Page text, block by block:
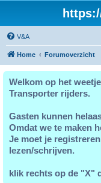
V&A
Home Forumoverzicht
Welkom op het
Transporter rijders.
Gasten kunnen
Omdat we te maken
Je moet je
lezen/schrijven.
klik rechts op de "X"